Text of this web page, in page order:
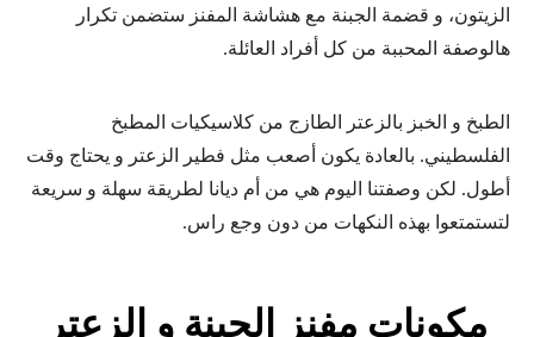
الزيتون، و قضمة الجبنة مع هشاشة المفنز ستضمن تكرار
هالوصفة المحببة من كل أفراد العائلة.
الطبخ و الخبز بالزعتر الطازج من كلاسيكيات المطبخ
الفلسطيني. بالعادة يكون أصعب مثل فطير الزعتر و يحتاج وقت
أطول. لكن وصفتنا اليوم هي من أم ديانا لطريقة سهلة و سريعة
لتستمتعوا بهذه النكهات من دون وجع راس.
مكونات مفنز الجبنة و الزعتر